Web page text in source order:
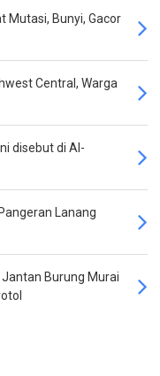
Mutasi, Bunyi, Gacor
Central, Warga
disebut di Al-
Lanang
Burung Murai